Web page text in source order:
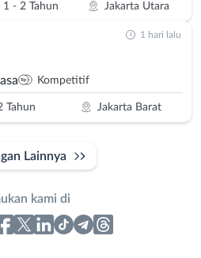
1 - 2 Tahun Jakarta Utara
Kompetitif
Tahun Jakarta Barat
1 hari lalu
Lainnya
kami di